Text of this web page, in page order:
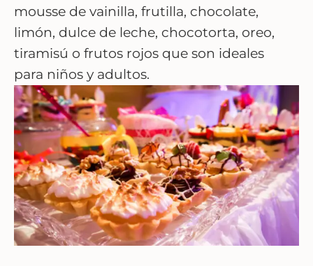
mousse de vainilla, frutilla, chocolate,
limón, dulce de leche, chocotorta, oreo,
tiramisú o frutos rojos que son ideales
para niños y adultos.